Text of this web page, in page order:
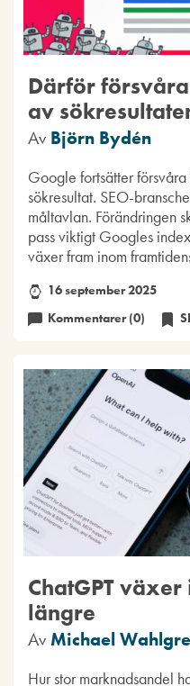
Därför
av
Av Björn Bydén
Google fortsätter
sökresultat. SEO-
måltavlan. Förändringen
pass viktigt Googles
växer fram inom
16 september 2025
Kommentarer (0)
ChatGPT
längre
Av Michael
Hur stor marknadsandel